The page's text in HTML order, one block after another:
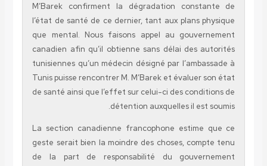
M’Barek confirment la dégradation
l’état de santé de ce dernier, tant aux plans
que mental. Nous faisons appel au
canadien afin qu’il obtienne sans délai des
tunisiennes qu’un médecin désigné par
Tunis puisse rencontrer M. M’Barek et évaluer
de santé ainsi que l’effet sur celui-ci des
détention auxquelles il est
La section canadienne francophone estime
geste serait bien la moindre des choses,
de la part de responsabilité du